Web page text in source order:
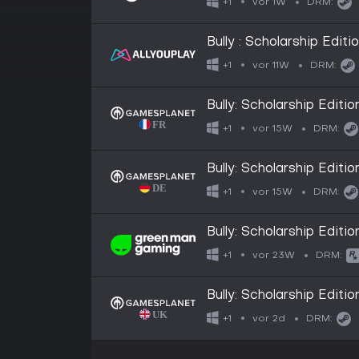
+1 vor 1W DRM:
Bully : Scholarship
+1 vor 11W DRM:
Bully: Scholarship
+1 vor 15W DRM:
Bully: Scholarship
+1 vor 15W DRM:
Bully: Scholarship
+1 vor 23W DRM:
Bully: Scholarship
+1 vor 2d DRM: